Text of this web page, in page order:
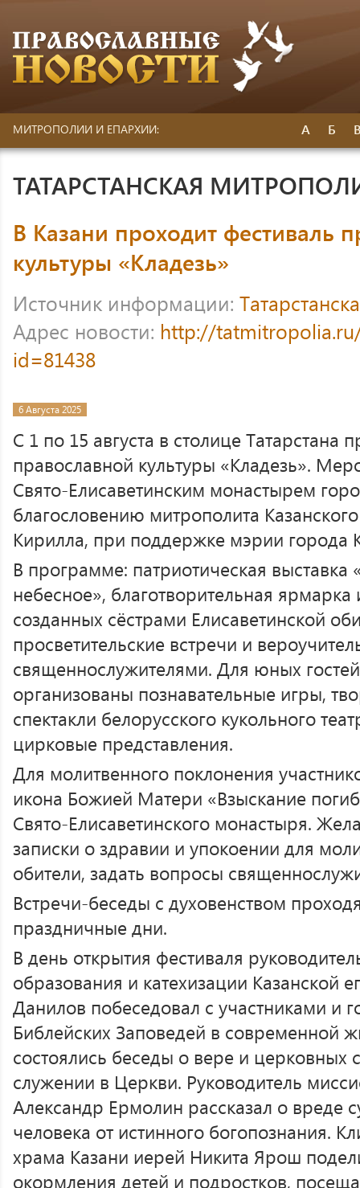
МИТРОПОЛИИ И ЕПАРХИИ: А Б
ТАТАРСТАНСКАЯ
В Казани проходит фестиваль
культуры «Кладезь»
Источник информации:
Адрес новости: http://
id=81438
6 Августа 2025
С 1 по 15 августа в столице Татарстана
православной культуры «Кладезь».
Свято-Елисаветинским монастырем
благословению митрополита
Кирилла, при поддержке мэрии города
В программе: патриотическая выставка
небесное», благотворительная
созданных сёстрами Елисаветинской
просветительские встречи и
священнослужителями. Для юных
организованы познавательные игры,
спектакли белорусского кукольного
цирковые представления.
Для молитвенного поклонения
икона Божией Матери «Взыскание
Свято-Елисаветинского монастыря.
записки о здравии и упокоении для
обители, задать вопросы
Встречи-беседы с духовенством
праздничные дни.
В день открытия фестиваля
образования и катехизации Казанской
Данилов побеседовал с участниками и
Библейских Заповедей в современной
состоялись беседы о вере и
служении в Церкви. Руководитель
Александр Ермолин рассказал о вреде
человека от истинного богопознания.
храма Казани иерей Никита Ярош
окормления детей и подростков,